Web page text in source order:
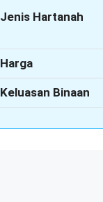
Jenis Hartanah
Harga
Keluasan Binaan